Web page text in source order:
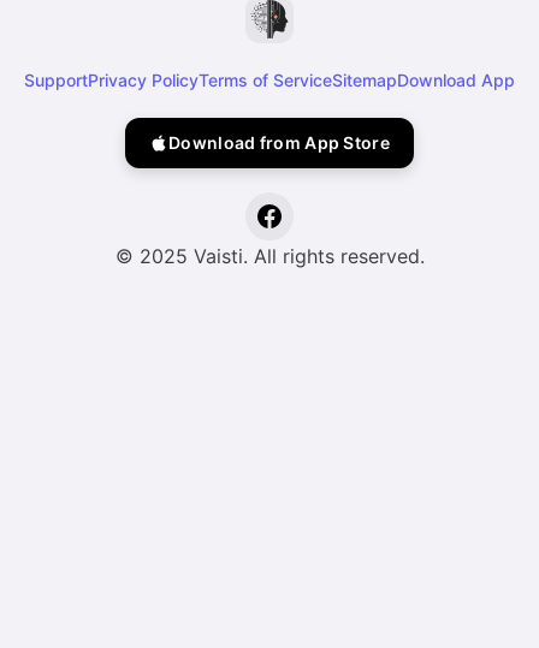
SupportPrivacy PolicyTerms of ServiceSitemapDownload App
Download from App Store
© 2025 Vaisti. All rights reserved.